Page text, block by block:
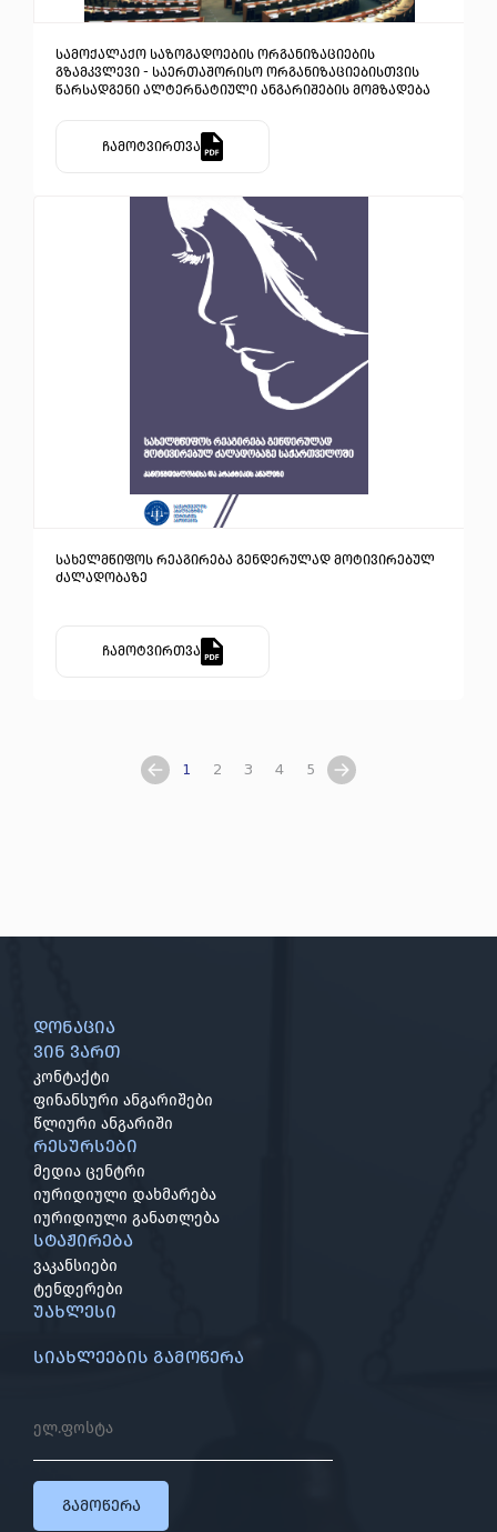
სამოქალაქო საზოგადოების ორგანიზაციების
გზამკვლევი - საერთაშორისო ორგანიზაციებისთვის
წარსადგენი ალტერნატიული ანგარიშების მომზადება
ჩამოტვირთვა
სახელმწიფოს რეაგირება გენდერულად მოტივირებულ
ძალადობაზე
ჩამოტვირთვა
1 2 3 4 5
დონაცია
ვინ ვართ
კონტაქტი
ფინანსური ანგარიშები
წლიური ანგარიში
რესურსები
მედია ცენტრი
იურიდიული დახმარება
იურიდიული განათლება
სტაჟირება
ვაკანსიები
ტენდერები
უახლესი
სიახლეების გამოწერა
გამოწერა